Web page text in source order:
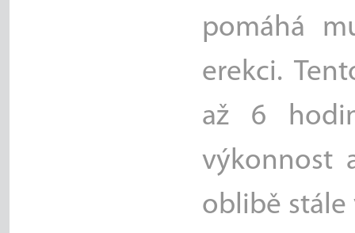
pomáhá
erekci.
až 6
výkonnost
oblibě